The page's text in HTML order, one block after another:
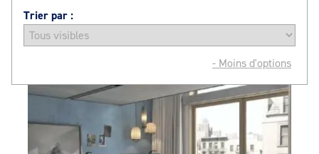
Trier par :
- Moins d'options